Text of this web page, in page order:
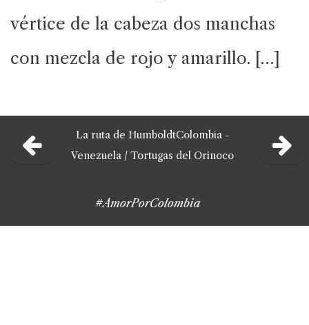
vértice de la cabeza dos manchas
con mezcla de rojo y amarillo. […]
La ruta de HumboldtColombia -
Venezuela /Tortugas del Orinoco
#AmorPorColombia